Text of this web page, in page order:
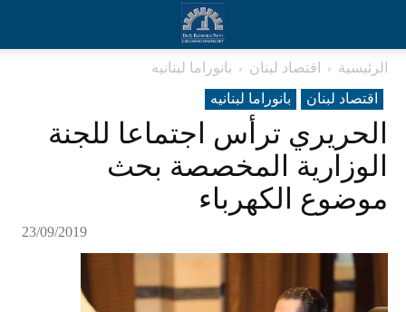
الرئيسية اقتصاد لبنان
بانوراما لبنانیه
اقتصاد لبنان
بانوراما لبنانیه
الحريري ترأس اجتماعا للجنة
الوزارية المخصصة بحث
موضوع الكهرباء
23/09/2019